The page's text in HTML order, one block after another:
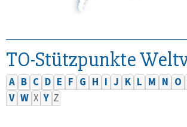
TO-Stützpunkte
A B C D E F G H I J K L M N O
V W X Y Z